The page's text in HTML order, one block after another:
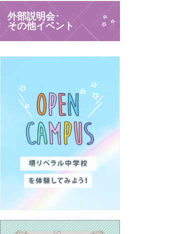
外部説明会･
その他イベント